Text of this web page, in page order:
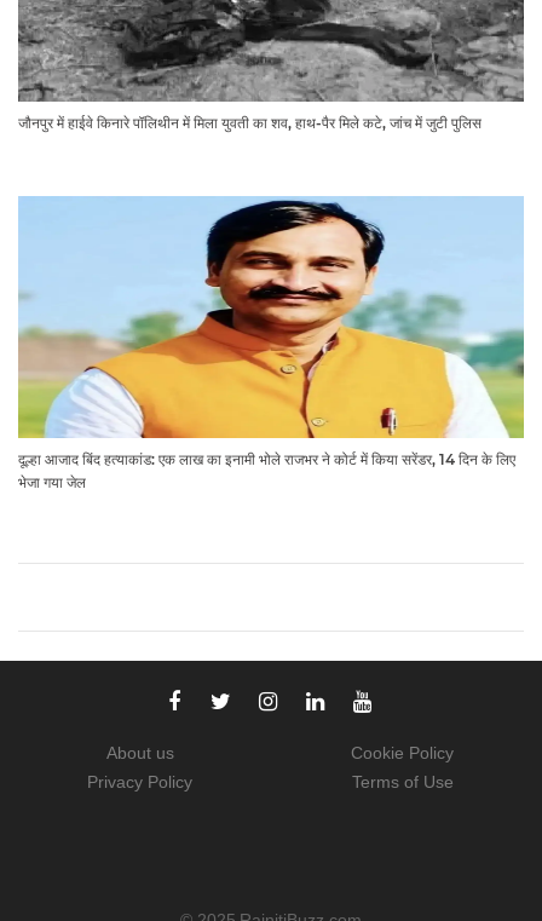
जौनपुर में हाईवे किनारे पॉलिथीन में मिला युवती का शव, हाथ-पैर मिले कटे, जांच में जुटी पुलिस
दूल्हा आजाद बिंद हत्याकांड: एक लाख का इनामी भोले राजभर ने कोर्ट में किया सरेंडर, 14 दिन के लिए
भेजा गया जेल
About us
Privacy Policy
Cookie Policy
Terms of Use